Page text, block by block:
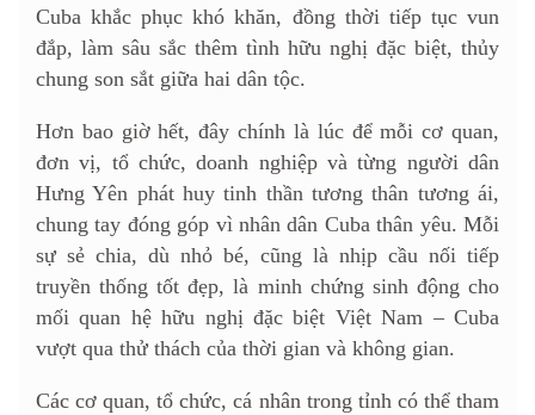
Cuba khắc phục khó khăn, đồng thời tiếp tục vun
đắp, làm sâu sắc thêm tình hữu nghị đặc biệt, thủy
chung son sắt giữa hai dân tộc.
Hơn bao giờ hết, đây chính là lúc để mỗi cơ quan,
đơn vị, tổ chức, doanh nghiệp và từng người dân
Hưng Yên phát huy tinh thần tương thân tương ái,
chung tay đóng góp vì nhân dân Cuba thân yêu. Mỗi
sự sẻ chia, dù nhỏ bé, cũng là nhịp cầu nối tiếp
truyền thống tốt đẹp, là minh chứng sinh động cho
mối quan hệ hữu nghị đặc biệt Việt Nam – Cuba
vượt qua thử thách của thời gian và không gian.
Các cơ quan, tổ chức, cá nhân trong tỉnh có thể tham